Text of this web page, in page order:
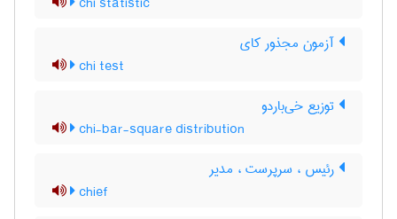
آزمون مجذور کای
chi test
توزیع خی‌باردو
chi-bar-square distribution
رئیس ، سرپرست ، مدیر
chief